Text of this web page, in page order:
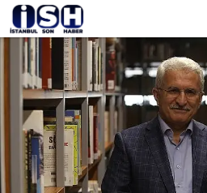
fazla gezegeni ısıtan gaz üretti…